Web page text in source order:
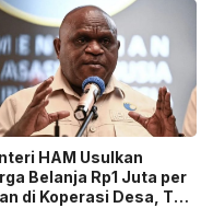
di Dunia!
HAM Usulkan
Belanja Rp1 Juta per
di Koperasi Desa, Tuai